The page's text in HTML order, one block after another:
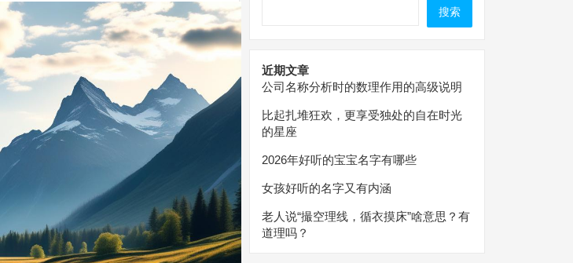
搜索
近期文章
公司名称分析时的数理作用的高级说明
比起扎堆狂欢，更享受独处的自在时光
的星座
2026年好听的宝宝名字有哪些
女孩好听的名字又有内涵
老人说“撮空理线，循衣摸床”啥意思？有
道理吗？